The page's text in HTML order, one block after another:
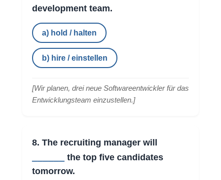
development team.
a) hold / halten
b) hire / einstellen
[Wir planen, drei neue Softwareentwickler für das
Entwicklungsteam einzustellen.]
8. The recruiting manager will
the top five candidates
tomorrow.